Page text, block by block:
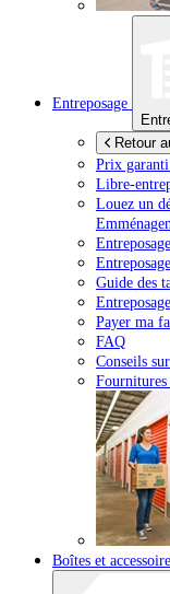
Entreposage
Retour
Prix
Libre-
Louez un
Guide des
Payer ma
FAQ
Conseils
Fournitures
Boîtes et